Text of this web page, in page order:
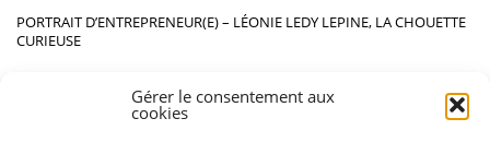
Gérer le consentement aux
cookies
PORTRAIT D’ENTREPRENEUR(E) – LÉONIE LEDY LEPINE, LA CHOUETTE
CURIEUSE